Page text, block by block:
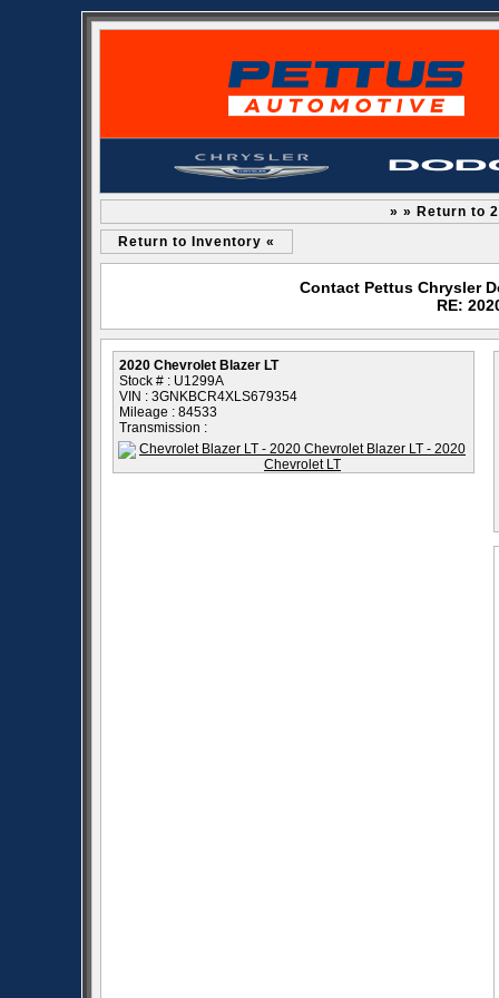
» » Return to
Return to Inventory «
Contact Pettus Chrysler
RE:
2020 Chevrolet Blazer LT
Stock # : U1299A
VIN : 3GNKBCR4XLS679354
Mileage : 84533
Transmission :